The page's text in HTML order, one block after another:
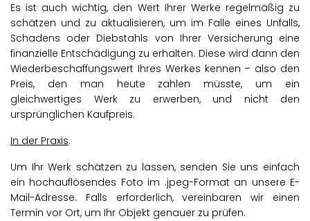
Es ist auch wichtig, den Wert Ihrer Werke regelmäßig zu
schätzen und zu aktualisieren, um im Falle eines Unfalls,
Schadens oder Diebstahls von Ihrer Versicherung eine
finanzielle Entschädigung zu erhalten. Diese wird dann den
Wiederbeschaffungswert Ihres Werkes kennen – also den
Preis, den man heute zahlen müsste, um ein
gleichwertiges Werk zu erwerben, und nicht den
ursprünglichen Kaufpreis.
In der Praxis.
Um Ihr Werk schätzen zu lassen, senden Sie uns einfach
ein hochauflösendes Foto im .jpeg-Format an unsere E-
Mail-Adresse. Falls erforderlich, vereinbaren wir einen
Termin vor Ort, um Ihr Objekt genauer zu prüfen.